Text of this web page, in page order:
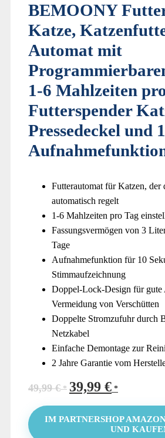
BEMOONY
Katze,
Automat mit
1-6 Mahlzeiten
Futterspender
Pressedeckel und
Futterautomat für Katzen, der
automatisch regelt
1-6 Mahlzeiten pro Tag
Fassungsvermögen von 3
Tage
Aufnahmefunktion für 10
Stimmaufzeichnung
Doppel-Lock-Design für gute
Vermeidung von Verschütten
Doppelte Stromzufuhr durch
Netzkabel
Einfache Demontage zur
2 Jahre Garantie vom
49,99€
Ursprünglicher
war:
39,99 € Aktueller
ist:
39,99 €.
IM PARTNERSHOP
UND